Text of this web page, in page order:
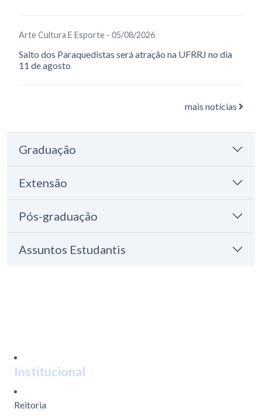
Arte Cultura E Esporte - 05/08/2026
Salto dos Paraquedistas será atração na UFRRJ no dia
11 de agosto
mais notícias
Graduação
Extensão
Pós-graduação
Assuntos Estudantis
Institucional
Reitoria